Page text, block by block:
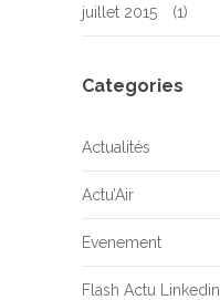
juillet 2015 (1)
Categories
Actualités
Actu’Air
Evenement
Flash Actu Linkedin